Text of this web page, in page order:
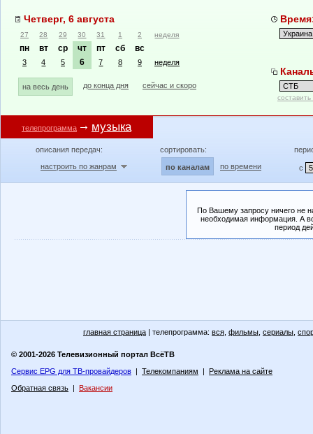
Четверг, 6 августа
27 28 29 30 31 1 2 неделя
пн вт ср чт пт сб вс
3 4 5 6 7 8 9 неделя
на весь день до конца дня сейчас и скоро
телепрограмма музыка
описания передач:
настроить по жанрам
сортировать:
по каналам по времени с
По Вашему запросу ничего не
необходимая информация. А
период
главная страница | телепрограмма: вся фильмы сериалы
© 2001-2026 Телевизионный портал ВсёТВ
Сервис EPG для ТВ-провайдеров | Телекомпаниям | Реклама на сайте
Обратная связь | Вакансии